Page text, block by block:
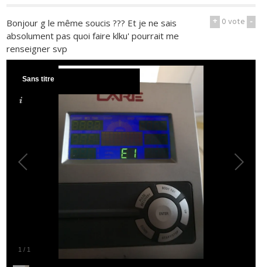
+ 0vote -
Bonjour g le même soucis ??? Et je ne sais
absolument pas quoi faire klku' pourrait me
renseigner svp
1 / 1
Sans titre